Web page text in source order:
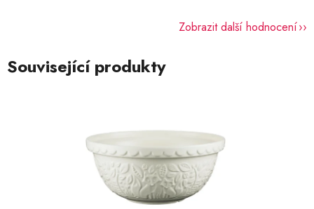
Zobrazit další hodnocení
Související produkty